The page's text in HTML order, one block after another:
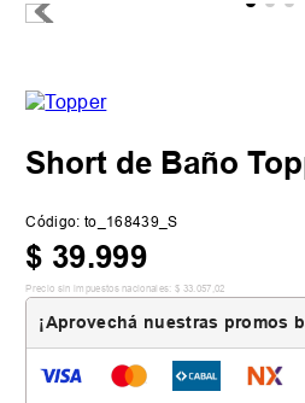
Short de Baño
Código: to_168439_S
$ 39.999
Precio sin impuestos nacionales: $ 33 057 02
¡Aprovechá nuestras promos